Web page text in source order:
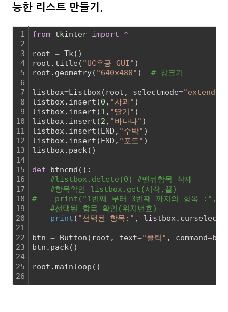
능한 리스트 만들기.
1
2
3
4
5
6
7
8
9
10
11
12
13
14
15
16
17
18
19
20
21
22
23
24
25
26
from tkinter import *
root = Tk()
root.title( "UC우공 GUI" )
root.geometry( "640x480" ) # 창크기
listbox=Listbox(root, selectmode=
listbox.insert(0 , "사과" )
listbox.insert(1 , "딸기" )
listbox.insert(2 , "바나나" )
listbox.insert(END, "수박" )
listbox.insert(END, "포도" )
listbox.pack()
def btncmd():
#listbox.delete(0) #맨뒤항목 삭제
#항목확인 listbox.get(시작,끝)
#    print("1번째 부터 3번째 까지의 항목
#선택된 항목 확인(위치번호)
print ( "선택된 항목:" ,
btn = Button(root, text="클릭" , command=
btn.pack()
root.mainloop()